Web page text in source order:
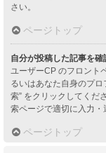
さい。
ページトップ
自分が投稿した記事を確
ユーザーCP のフロント
るいはあなた自身のプ
索” をクリックしてくだ
索ページで適切に入力・
ページトップ